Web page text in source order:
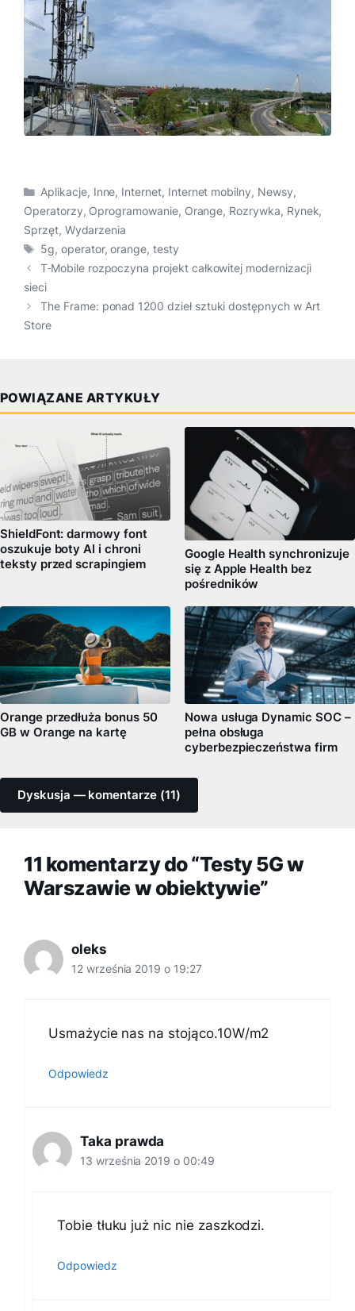
Kategorie
Aplikacje, Inne, Internet, Internet mobilny, Newsy,
Operatorzy, Oprogramowanie, Orange, Rozrywka, Rynek,
Sprzęt, Wydarzenia
Tagi
5g, operator,orange,testy
T‑Mobile rozpoczyna projekt całkowitej modernizacji
sieci
The Frame: ponad 1200 dzieł sztuki dostępnych w Art
Store
POWIĄZANE ARTYKUŁY
ShieldFont: darmowy font
oszukuje boty AI i chroni
teksty przed scrapingiem
Google Health synchronizuje
się z Apple Health bez
pośredników
Orange przedłuża bonus 50
GB w Orange na kartę
Nowa usługa Dynamic SOC –
pełna obsługa
cyberbezpieczeństwa firm
Dyskusja — komentarze (11)
11 komentarzy do “Testy 5G w
Warszawie w obiektywie”
oleks
12 września 2019 o 19:27
Usmażycie nas na stojąco.10W/m2
Odpowiedz
Taka prawda
13 września 2019 o 00:49
Tobie tłuku już nic nie zaszkodzi.
Odpowiedz